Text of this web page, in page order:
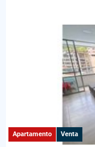
Apartamento Venta